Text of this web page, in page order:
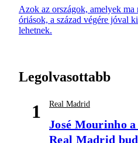
Azok az országok, amelyek ma
óriások, a század végére jóval
lehetnek.
Legolvasottabb
1 Real Madrid
José Mourinho
Real Madrid